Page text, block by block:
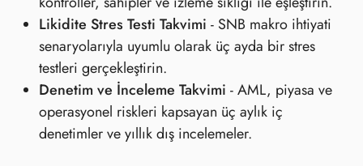
Likidite Stres Testi Takvimi - SNB makro ihtiyati
senaryolarıyla uyumlu olarak üç ayda bir stres
testleri gerçekleştirin.
Denetim ve İnceleme Takvimi - AML, piyasa ve
operasyonel riskleri kapsayan üç aylık iç
denetimler ve yıllık dış incelemeler.